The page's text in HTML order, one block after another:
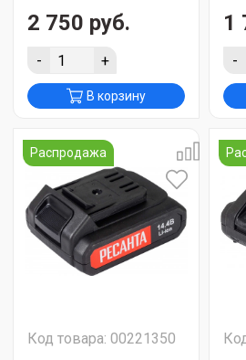
2 750 руб.
- +
В корзину
1
-
Распродажа
Код товара: 00221350